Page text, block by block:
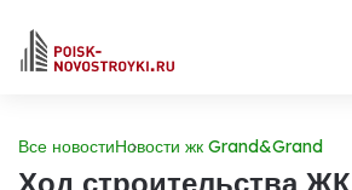
Все новостиНовости жк Grand&Grand
Ход строительства ЖК